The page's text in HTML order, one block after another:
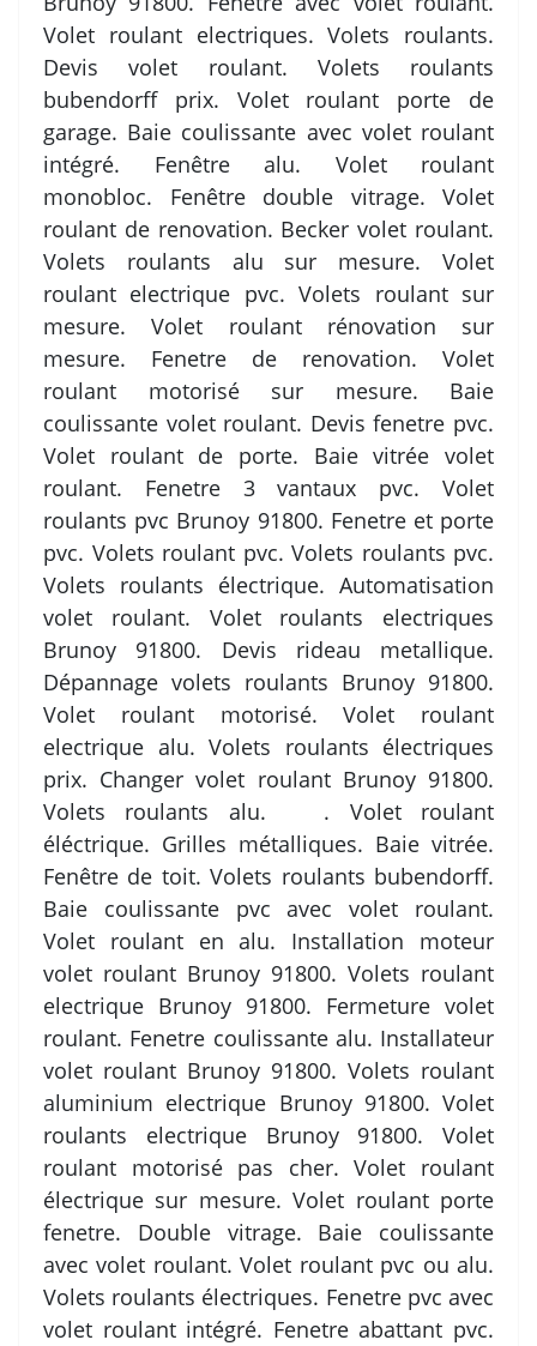
Volet roulant electriques. Volets roulants.
Devis volet roulant. Volets roulants
bubendorff prix. Volet roulant porte de
garage. Baie coulissante avec volet roulant
intégré. Fenêtre alu. Volet roulant
monobloc. Fenêtre double vitrage. Volet
roulant de renovation. Becker volet roulant.
Volets roulants alu sur mesure. Volet
roulant electrique pvc. Volets roulant sur
mesure. Volet roulant rénovation sur
mesure. Fenetre de renovation. Volet
roulant motorisé sur mesure. Baie
coulissante volet roulant. Devis fenetre pvc.
Volet roulant de porte. Baie vitrée volet
roulant. Fenetre 3 vantaux pvc. Volet
roulants pvc Brunoy 91800. Fenetre et porte
pvc. Volets roulant pvc. Volets roulants pvc.
Volets roulants électrique. Automatisation
volet roulant. Volet roulants electriques
Brunoy 91800. Devis rideau metallique.
Dépannage volets roulants Brunoy 91800.
Volet roulant motorisé. Volet roulant
electrique alu. Volets roulants électriques
prix. Changer volet roulant Brunoy 91800.
Volets roulants alu. . Volet roulant
éléctrique. Grilles métalliques. Baie vitrée.
Fenêtre de toit. Volets roulants bubendorff.
Baie coulissante pvc avec volet roulant.
Volet roulant en alu. Installation moteur
volet roulant Brunoy 91800. Volets roulant
electrique Brunoy 91800. Fermeture volet
roulant. Fenetre coulissante alu. Installateur
volet roulant Brunoy 91800. Volets roulant
aluminium electrique Brunoy 91800. Volet
roulants electrique Brunoy 91800. Volet
roulant motorisé pas cher. Volet roulant
électrique sur mesure. Volet roulant porte
fenetre. Double vitrage. Baie coulissante
avec volet roulant. Volet roulant pvc ou alu.
Volets roulants électriques. Fenetre pvc avec
volet roulant intégré. Fenetre abattant pvc.